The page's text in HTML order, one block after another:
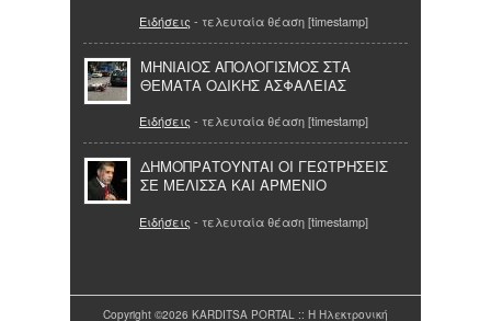
Ειδήσεις - τελευταία θέαση [timestamp]
ΜΗΝΙΑΙΟΣ ΑΠΟΛΟΓΙΣΜΟΣ ΣΤΑ
ΘΕΜΑΤΑ ΟΔΙΚΗΣ ΑΣΦΑΛΕΙΑΣ
Ειδήσεις - τελευταία θέαση [timestamp]
ΔΗΜΟΠΡΑΤΟΥΝΤΑΙ ΟΙ ΓΕΩΤΡΗΣΕΙΣ
ΣΕ ΜΕΛΙΣΣΑ ΚΑΙ ΑΡΜΕΝΙΟ
Ειδήσεις - τελευταία θέαση [timestamp]
Copyright ©2026 KARDITSA PORTAL :: Η Ηλεκτρονική